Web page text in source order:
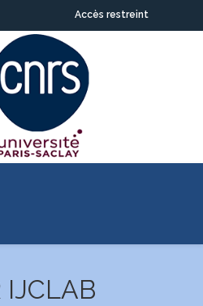
Accès restreint